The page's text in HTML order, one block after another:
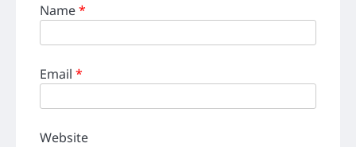
Name*
Email *
Website